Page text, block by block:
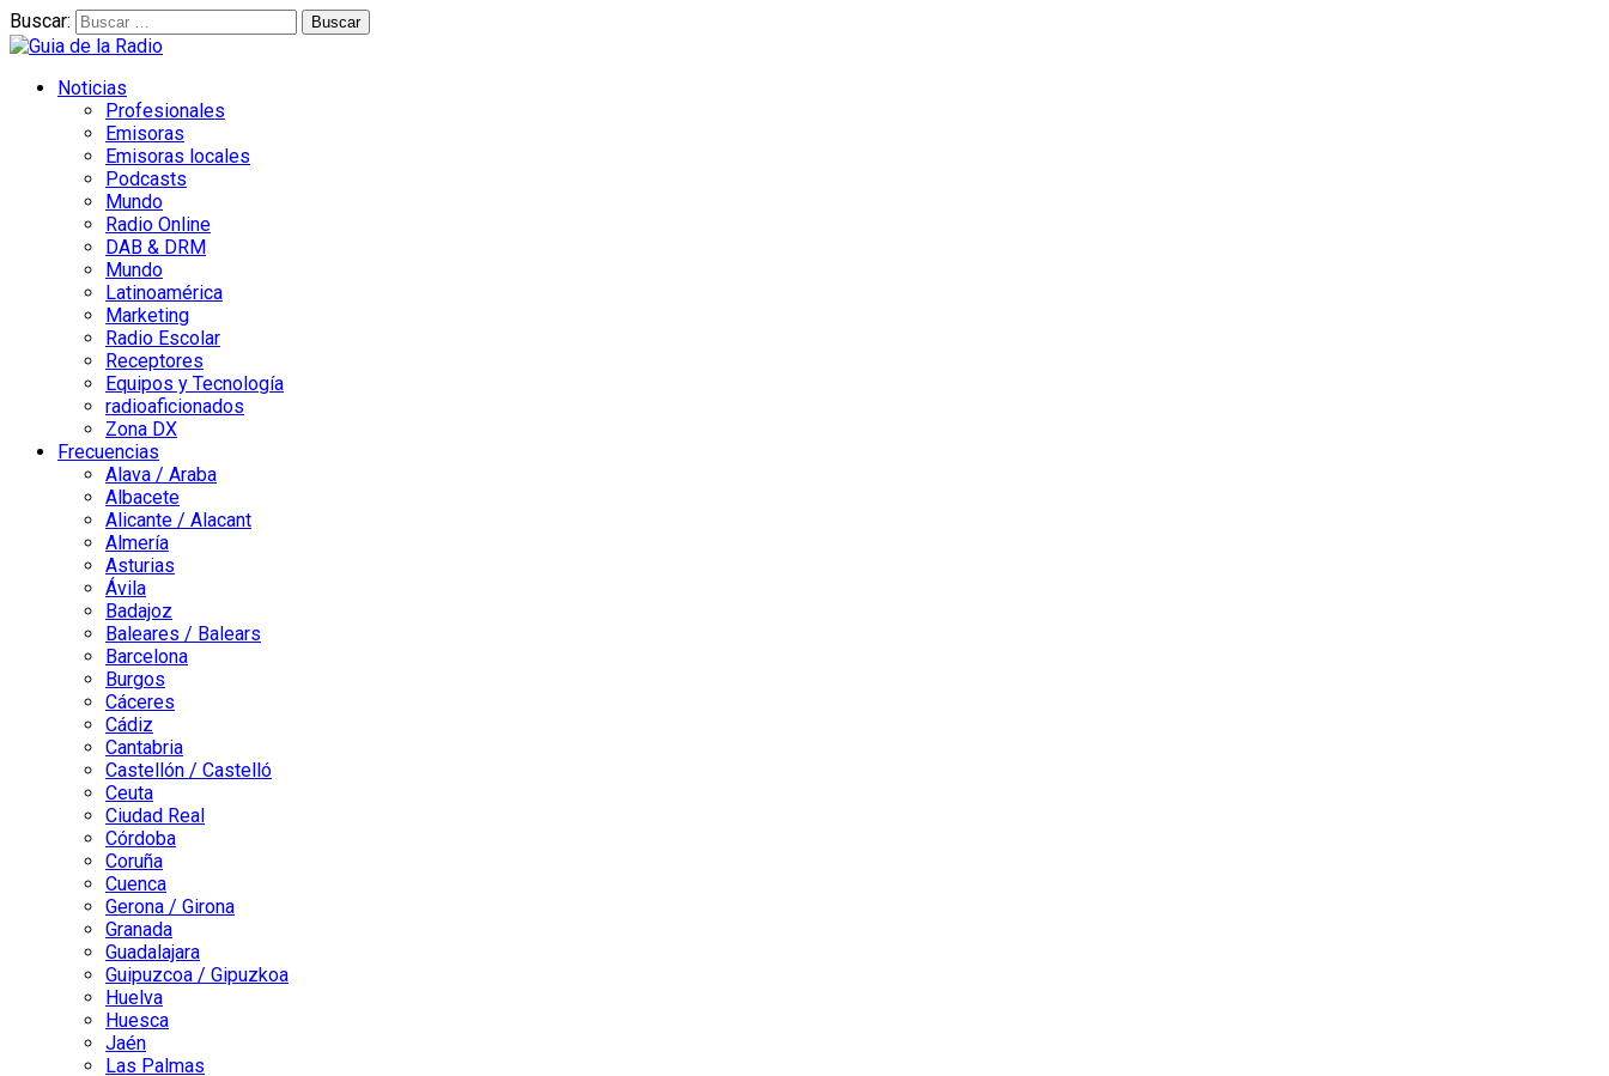
Buscar:
Noticias
Profesionales
Emisoras
Emisoras locales
Podcasts
Mundo
Radio Online
DAB & DRM
Mundo
Latinoamérica
Marketing
Radio Escolar
Receptores
Equipos y Tecnología
radioaficionados
Zona DX
Frecuencias
Alava / Araba
Albacete
Alicante / Alacant
Almería
Asturias
Ávila
Badajoz
Baleares / Balears
Barcelona
Burgos
Cáceres
Cádiz
Cantabria
Castellón / Castelló
Ceuta
Ciudad Real
Córdoba
Coruña
Cuenca
Gerona / Girona
Granada
Guadalajara
Guipuzcoa / Gipuzkoa
Huelva
Huesca
Jaén
Las Palmas